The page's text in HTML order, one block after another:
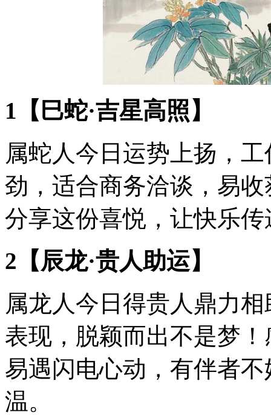
1【巳蛇·吉星高照】
属蛇人今日运势上扬，
劲，适合商务洽谈，易
分享这份喜悦，让快乐
2【辰龙·贵人助运】
属龙人今日得贵人鼎力
表现，脱颖而出不是梦
易遇闪电心动，有伴者
温。